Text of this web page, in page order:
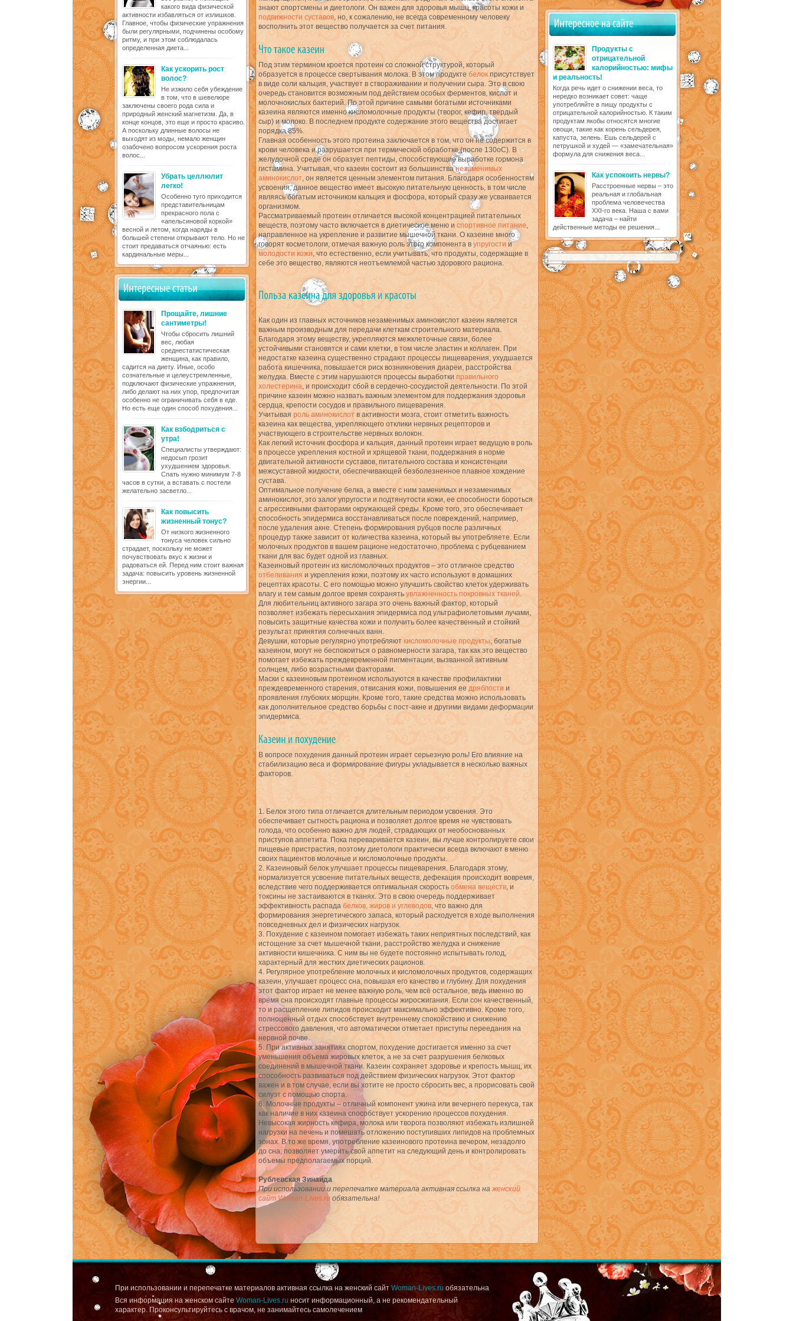
какого вида физической
активности избавляться от излишков.
Главное, чтобы физические упражнения
были регулярными, подчинены особому
ритму, и при этом соблюдалась
определенная диета...
Как ускорить рост
волос?
Не изжило себя убеждение
в том, что в шевелюре
заключены своего рода сила и
природный женский магнетизм. Да, в
конце концов, это еще и просто красиво.
А поскольку длинные волосы не
выходят из моды, немало женщин
озабочено вопросом ускорения роста
волос...
Убрать целлюлит
легко!
Особенно туго приходится
представительницам
прекрасного пола с
«апельсиновой коркой»
весной и летом, когда наряды в
большей степени открывают тело. Но не
стоит предаваться отчаянью: есть
кардинальные меры...
Прощайте, лишние
сантиметры!
Чтобы сбросить лишний
вес, любая
среднестатистическая
женщина, как правило,
садится на диету. Иные, особо
сознательные и целеустремленные,
подключают физические упражнения,
либо делают на них упор, предпочитая
особенно не ограничивать себя в еде.
Но есть еще один способ похудения...
Как взбодриться с
утра!
Специалисты утверждают:
недосып грозит
ухудшением здоровья.
Спать нужно минимум 7-8
часов в сутки, а вставать с постели
желательно засветло...
Как повысить
жизненный тонус?
От низкого жизненного
тонуса человек сильно
страдает, поскольку не может
почувствовать вкус к жизни и
радоваться ей. Перед ним стоит важная
задача: повысить уровень жизненной
энергии...
Продукты с
отрицательной
калорийностью: мифы
и реальность!
Когда речь идет о снижении веса, то
нередко возникает совет: чаще
употребляйте в пищу продукты с
отрицательной калорийностью. К таким
продуктам якобы относятся многие
овощи, такие как корень сельдерея,
капуста, зелень. Ешь сельдерей с
петрушкой и худей — «замечательная»
формула для снижения веса...
Как успокоить нервы?
Расстроенные нервы – это
реальная и глобальная
проблема человечества
XXI-го века. Наша с вами
задача – найти
действенные методы ее решения...
знают спортсмены и диетологи. Он важен для здоровья мышц, красоты кожи и
подвижности суставов, но, к сожалению, не всегда современному человеку
восполнить этот вещество получается за счет питания.
Под этим термином кроется протеин со сложной структурой, который
образуется в процессе свертывания молока. В этом продукте белокприсутствует
в виде соли кальция, участвует в створаживании и получении сыра. Это в свою
очередь становится возможным под действием особых ферментов, кислот и
молочнокислых бактерий. По этой причине самыми богатыми источниками
казеина являются именно кисломолочные продукты (творог, кефир, твердый
сыр) и молоко. В последнем продукте содержание этого вещества достигает
порядка 85%.
Главная особенность этого протеина заключается в том, что он не содержится в
крови человека и разрушается при термической обработке (после 130оС). В
желудочной среде он образует пептиды, способствующие выработке гормона
гистамина. Учитывая, что казеин состоит из большинстванезаменимых
аминокислот, он является ценным элементом питания. Благодаря особенностям
усвоения, данное вещество имеет высокую питательную ценность, в том числе
являясь богатым источником кальция и фосфора, который сразу же усваивается
организмом.
Рассматриваемый протеин отличается высокой концентрацией питательных
веществ, поэтому часто включается в диетическое меню и спортивное питание,
направленное на укрепление и развитие мышечной ткани. О казеине много
говорят косметологи, отмечая важную роль этого компонента в упругости и
молодости кожи, что естественно, если учитывать, что продукты, содержащие в
себе это вещество, являются неотъемлемой частью здорового рациона.
Как один из главных источников незаменимых аминокислот казеин является
важным производным для передачи клеткам строительного материала.
Благодаря этому веществу, укрепляются межклеточные связи, более
устойчивыми становятся и сами клетки, в том числе эластин и коллаген. При
недостатке казеина существенно страдают процессы пищеварения, ухудшается
работа кишечника, повышается риск возникновения диареи, расстройства
желудка. Вместе с этим нарушаются процессы выработки правильного
холестерина, и происходит сбой в сердечно-сосудистой деятельности. По этой
причине казеин можно назвать важным элементом для поддержания здоровья
сердца, крепости сосудов и правильного пищеварения.
Учитывая роль аминокислотв активности мозга, стоит отметить важность
казеина как вещества, укрепляющего отклики нервных рецепторов и
участвующего в строительстве нервных волокон.
Как легкий источник фосфора и кальция, данный протеин играет ведущую в роль
в процессе укрепления костной и хрящевой ткани, поддержания в норме
двигательной активности суставов, питательного состава и консистенции
межсуставной жидкости, обеспечивающей безболезненное плавное хождение
сустава.
Оптимальное получение белка, а вместе с ним заменимых и незаменимых
аминокислот, это залог упругости и подтянутости кожи, ее способности бороться
с агрессивными факторами окружающей среды. Кроме того, это обеспечивает
способность эпидермиса восстанавливаться после повреждений, например,
после удаления акне. Степень формирования рубцов после различных
процедур также зависит от количества казеина, который вы употребляете. Если
молочных продуктов в вашем рационе недостаточно, проблема с рубцеванием
ткани для вас будет одной из главных.
Казеиновый протеин из кисломолочных продуктов – это отличное средство
отбеливания и укрепления кожи, поэтому их часто используют в домашних
рецептах красоты. С его помощью можно улучшить свойство клеток удерживать
влагу и тем самым долгое время сохранять увлажненность покровных тканей.
Для любительниц активного загара это очень важный фактор, который
позволяет избежать пересыхания эпидермиса под ультрафиолетовыми лучами,
повысить защитные качества кожи и получить более качественный и стойкий
результат принятия солнечных ванн.
Девушки, которые регулярно употребляют кисломолочные продукты, богатые
казеином, могут не беспокоиться о равномерности загара, так как это вещество
помогает избежать преждевременной пигментации, вызванной активным
солнцем, либо возрастными факторами.
Маски с казеиновым протеином используются в качестве профилактики
преждевременного старения, отвисания кожи, повышения ее дряблости и
проявления глубоких морщин. Кроме того, такие средства можно использовать
как дополнительное средство борьбы с пост-акне и другими видами деформации
эпидермиса.
В вопросе похудения данный протеин играет серьезную роль! Его влияние на
стабилизацию веса и формирование фигуры укладывается в несколько важных
факторов.
1. Белок этого типа отличается длительным периодом усвоения. Это
обеспечивает сытность рациона и позволяет долгое время не чувствовать
голода, что особенно важно для людей, страдающих от необоснованных
приступов аппетита. Пока переваривается казеин, вы лучше контролируете свои
пищевые пристрастия, поэтому диетологи практически всегда включают в меню
своих пациентов молочные и кисломолочные продукты.
2. Казеиновый белок улучшает процессы пищеварения. Благодаря этому,
нормализуется усвоение питательных веществ, дефекация происходит вовремя,
вследствие чего поддерживается оптимальная скорость обмена веществ, и
токсины не застаиваются в тканях. Это в свою очередь поддерживает
эффективность распада белков, жиров и углеводов, что важно для
формирования энергетического запаса, который расходуется в ходе выполнения
повседневных дел и физических нагрузок.
3. Похудение с казеином помогает избежать таких неприятных последствий, как
истощение за счет мышечной ткани, расстройство желудка и снижение
активности кишечника. С ним вы не будете постоянно испытывать голод,
характерный для жестких диетических рационов.
4. Регулярное употребление молочных и кисломолочных продуктов, содержащих
казеин, улучшает процесс сна, повышая его качество и глубину. Для похудения
этот фактор играет не менее важную роль, чем всё остальное, ведь именно во
время сна происходят главные процессы жиросжигания. Если сон качественный,
то и расщепление липидов происходит максимально эффективно. Кроме того,
полноценный отдых способствует внутреннему спокойствию и снижению
стрессового давления, что автоматически отметает приступы переедания на
нервной почве.
5. При активных занятиях спортом, похудение достигается именно за счет
уменьшения объема жировых клеток, а не за счет разрушения белковых
соединений в мышечной ткани. Казеин сохраняет здоровье и крепость мышц, их
способность развиваться под действием физических нагрузок. Этот фактор
важен и в том случае, если вы хотите не просто сбросить вес, а прорисовать свой
силуэт с помощью спорта.
6. Молочные продукты – отличный компонент ужина или вечернего перекуса, так
как наличие в них казеина способствует ускорению процессов похудения.
Невысокая жирность кефира, молока или творога позволяют избежать излишней
нагрузки на печень и помешать отложению поступивших липидов на проблемных
зонах. В то же время, употребление казеинового протеина вечером, незадолго
до сна, позволяет умерить свой аппетит на следующий день и контролировать
объемы предполагаемых порций.
Рублевская Зинаида
При использовании и перепечатке материала активная ссылка на женский
сайт Woman-Lives.ruобязательна!
При использовании и перепечатке материалов активная ссылка на женский сайт Woman-Lives.ru обязательна
Вся информация на женском сайте Woman-Lives.ru носит информационный, а не рекомендательный
характер. Проконсультируйтесь с врачом, не занимайтесь самолечением